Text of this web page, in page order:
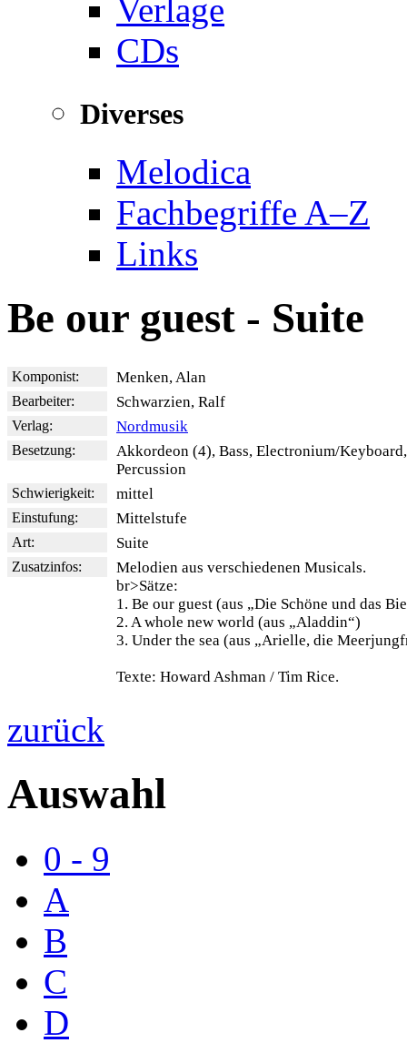
Verlage
CDs
Diverses
Melodica
Fachbegriffe A–Z
Links
Be our guest - Suite
Komponist: Menken, Alan
Bearbeiter: Schwarzien, Ralf
Verlag: Nordmusik
Besetzung:
Akkordeon (4), Bass, Electronium/
Percussion
Schwierigkeit: mittel
Einstufung: Mittelstufe
Art: Suite
Zusatzinfos:
Melodien aus verschiedenen Musicals.
br>Sätze:
1. Be our guest (aus „Die Schöne und das
2. A whole new world (aus „Aladdin“)
3. Under the sea (aus „Arielle, die
Texte: Howard Ashman / Tim Rice.
zurück
Auswahl
0 - 9
A
B
C
D